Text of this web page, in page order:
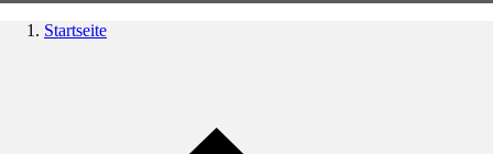
Startseite